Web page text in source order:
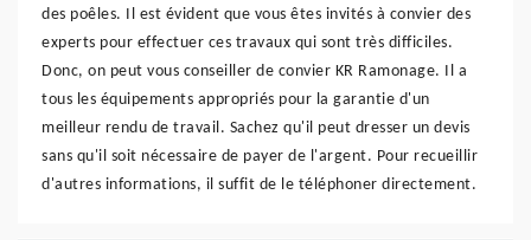
des poêles. Il est évident que vous êtes invités à convier des
experts pour effectuer ces travaux qui sont très difficiles.
Donc, on peut vous conseiller de convier KR Ramonage. Il a
tous les équipements appropriés pour la garantie d'un
meilleur rendu de travail. Sachez qu'il peut dresser un devis
sans qu'il soit nécessaire de payer de l'argent. Pour recueillir
d'autres informations, il suffit de le téléphoner directement.